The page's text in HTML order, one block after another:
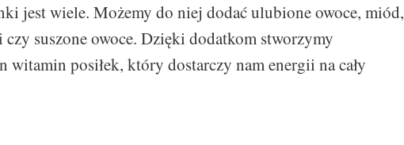
jest wiele. Możemy do niej dodać ulubione owoce, miód,
suszone owoce. Dzięki dodatkom stworzymy
witamin posiłek, który dostarczy nam energii na cały